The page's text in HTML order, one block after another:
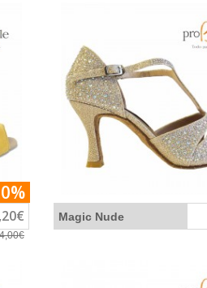
Magic Nude